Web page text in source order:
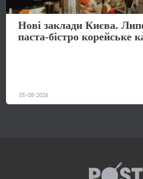
Нові заклади Києва.
паста-бістро корейське
05-08-2026